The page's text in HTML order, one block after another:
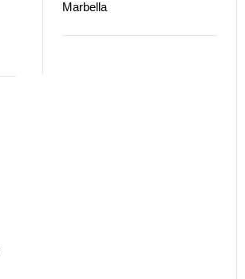
Marbella